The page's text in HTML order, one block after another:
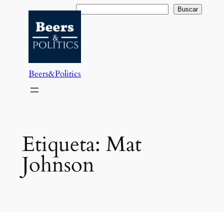
contenido
Buscar Buscar
Beers&Politics
Etiqueta: Mat
Johnson